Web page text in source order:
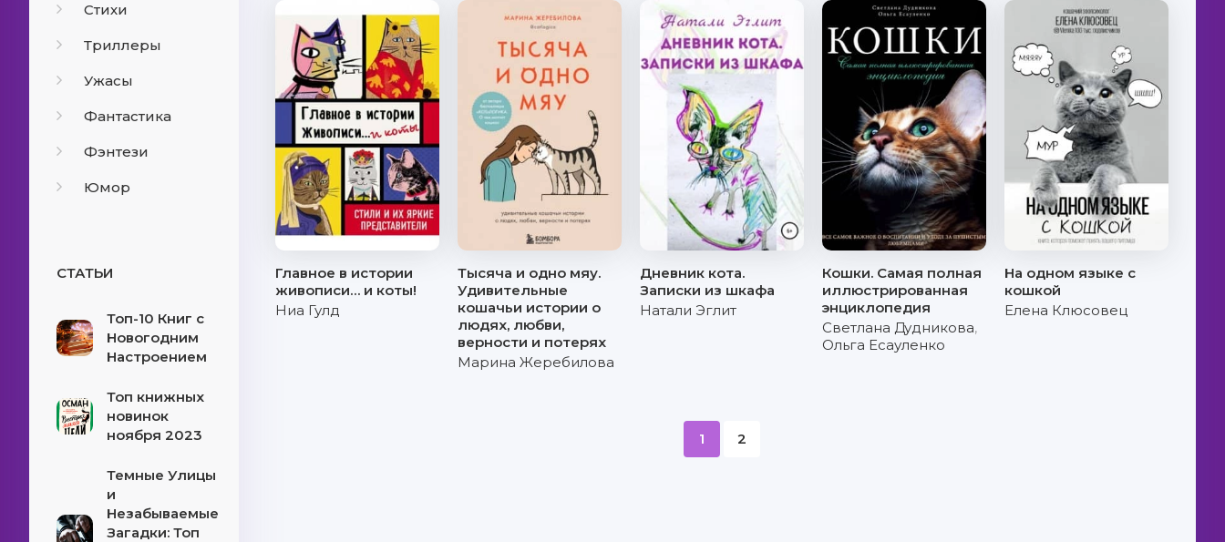
Стихи
Триллеры
Ужасы
Фантастика
Фэнтези
Юмор
СТАТЬИ
Топ-10 Книг с
Новогодним
Настроением
Топ книжных
новинок
ноября 2023
Темные Улицы
и
Незабываемые
Загадки: Топ
Главное в истории
живописи… и коты!
Ниа Гулд
Тысяча и одно мяу.
Удивительные
кошачьи истории о
людях, любви,
верности и потерях
Марина Жеребилова
Дневник кота.
Записки из шкафа
Натали Эглит
Кошки. Самая полная
иллюстрированная
энциклопедия
Светлана Дудникова,
Ольга Есауленко
На одном языке с
кошкой
Елена Клюсовец
1 2